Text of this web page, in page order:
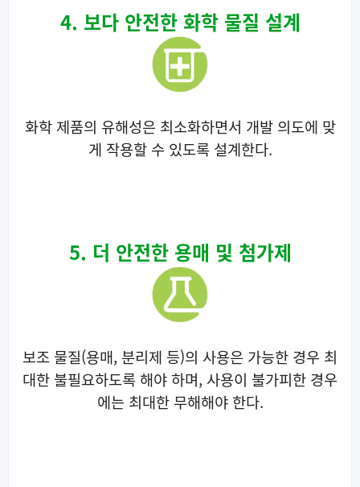
4. 보다 안전한 화학 물질 설계
화학 제품의 유해성은 최소화하면서 개발 의도에 맞
게 작용할 수 있도록 설계한다.
5. 더 안전한 용매 및 첨가제
보조 물질(용매, 분리제 등)의 사용은 가능한 경우 최
대한 불필요하도록 해야 하며, 사용이 불가피한 경우
에는 최대한 무해해야 한다.